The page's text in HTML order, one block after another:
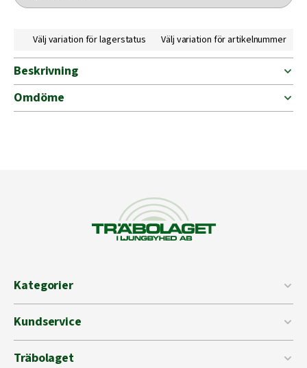
Välj variation för lagerstatus Välj variation för artikelnummer
Beskrivning
Omdöme
Kategorier
Kundservice
Träbolaget